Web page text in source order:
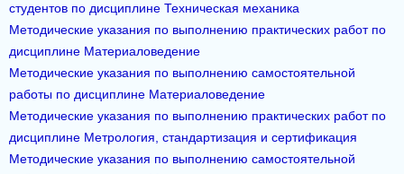
студентов по дисциплине Техническая механика
Методические указания по выполнению практических работ по
дисциплине Материаловедение
Методические указания по выполнению самостоятельной
работы по дисциплине Материаловедение
Методические указания по выполнению практических работ по
дисциплине Метрология, стандартизация и сертификация
Методические указания по выполнению самостоятельной